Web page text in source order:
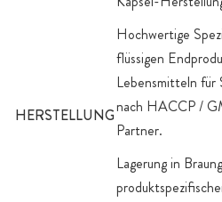
HERSTELLUNG
Hochwertige
flüssigen
Lebensmitteln für
nach HACCP /
Partner.
Lagerung in